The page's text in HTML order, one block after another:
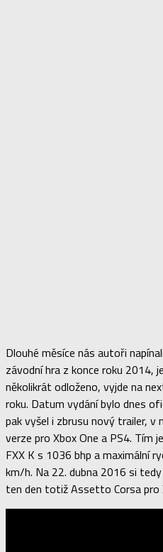
Dlouhé měsíce nás autoři
závodní hra z konce roku 2014,
několikrát odloženo, vyjde na
roku. Datum vydání bylo dnes
pak vyšel i zbrusu nový trailer, v
verze pro Xbox One a PS4. Tím
FXX K s 1036 bhp a maximální
km/h. Na 22. dubna 2016 si
ten den totiž Assetto Corsa pro